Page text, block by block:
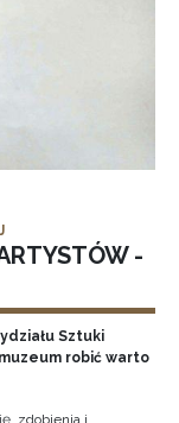
-
Sztuki
robić warto
zdobienia i